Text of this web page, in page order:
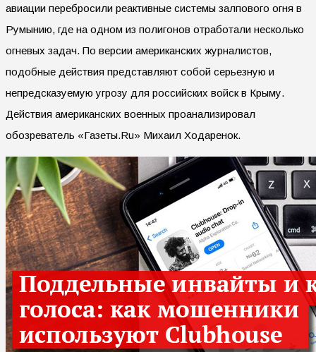
авиации перебросили реактивные системы залпового огня в
Румынию, где на одном из полигонов отработали несколько
огневых задач. По версии американских журналистов,
подобные действия представляют собой серьезную и
непредсказуемую угрозу для российских войск в Крыму.
Действия американских военных проанализировал
обозреватель «Газеты.Ru» Михаил Ходаренок.